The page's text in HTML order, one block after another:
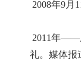
2008年9月
2011年——
礼。媒体报